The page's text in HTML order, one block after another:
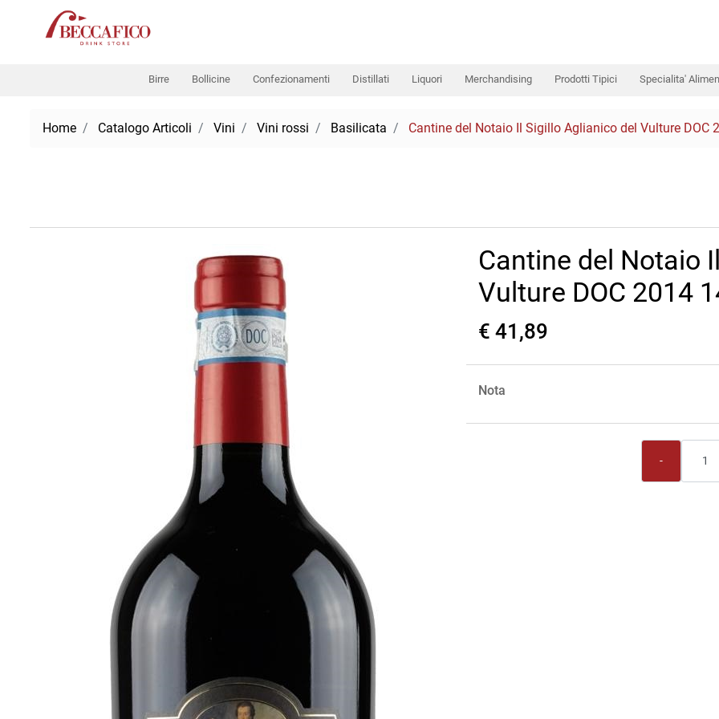
Birre Bollicine Confezionamenti Distillati Liquori Merchandising Prodotti Tipici Specialita'
Home Catalogo Articoli Vini Vini rossi Basilicata Cantine del Notaio Il Sigillo Aglianico del Vulture DOC
Cantine del Notaio
Vulture DOC 2014
€ 41,89
Nota